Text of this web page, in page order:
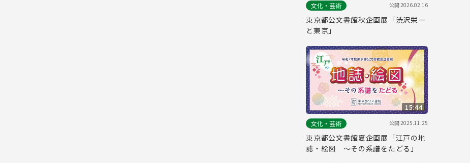
文化・芸術
公開2026.02.16
東京都公文書館秋企画展「渋沢栄一
と東京」
15:44
文化・芸術
公開2025.11.25
東京都公文書館夏企画展「江戸の地
誌・絵図 ～その系譜をたどる」